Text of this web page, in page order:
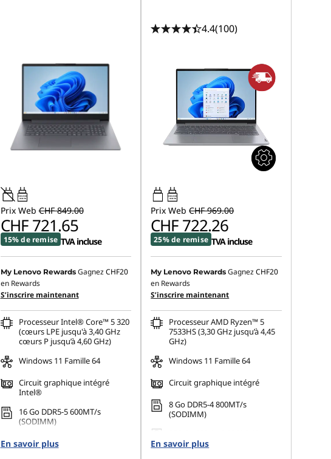
45W-65W
USB PD
Prix Web CHF 849.00
CHF 721.65
15% de remise TVA incluse
My Lenovo Rewards GagnezCHF20
en Rewards
S’inscrire maintenant
Processeur Intel® Core™ 5 320
(cœurs LPE jusqu'à 3,40 GHz
cœurs P jusqu’à 4,60 GHz)
Windows 11 Famille 64
Circuit graphique intégré
Intel®
16 Go DDR5-5 600MT/s
(SODIMM)
512 Go SSD M.2 2242 PCIe
Gen4 TLC
En savoir plus
4.4(100)
65W-65W
USB PD
Prix Web CHF 969.00
CHF 722.26
25% de remise TVA incluse
My Lenovo Rewards GagnezCHF20
en Rewards
S’inscrire maintenant
Processeur AMD Ryzen™ 5
7533HS (3,30 GHz jusqu’à 4,45
GHz)
Windows 11 Famille 64
Circuit graphique intégré
8 Go DDR5-4 800MT/s
(SODIMM)
Gen4 TLC
En savoir plus